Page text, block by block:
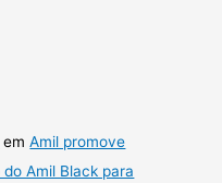
emAmil promove
Amil Black para